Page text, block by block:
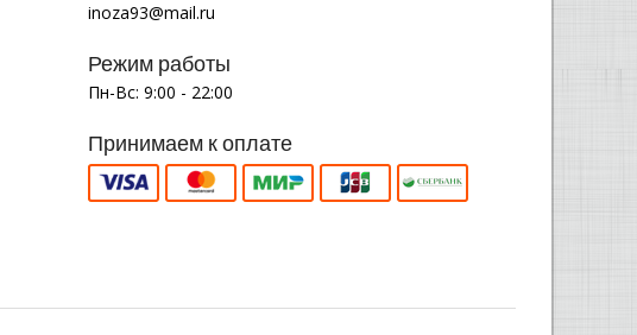
inoza93@mail.ru
Режим работы
Пн-Вс: 9:00 - 22:00
Принимаем к оплате